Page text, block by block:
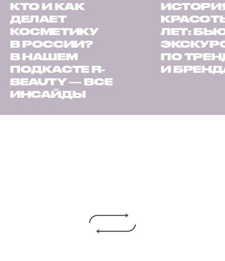
КТО И КАК
ДЕЛАЕТ
КОСМЕТИКУ
В РОССИИ?
В НАШЕМ
ПОДКАСТЕ R-
BEAUTY — ВСЕ
ИНСАЙДЫ
ЛЕТ:
ПО
И